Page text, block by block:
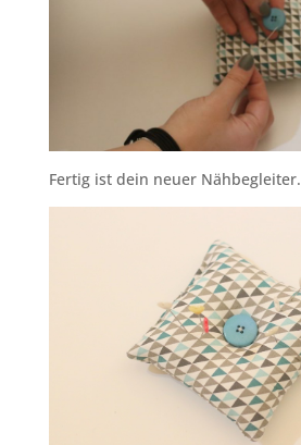
Fertig ist dein neuer Nähbegleiter.